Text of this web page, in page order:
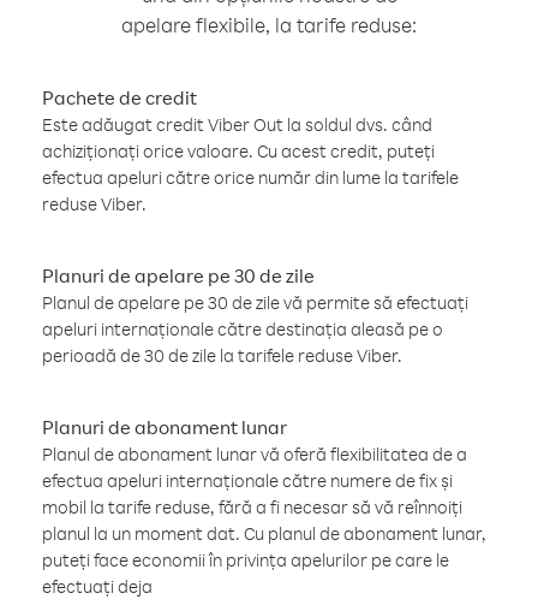
apelare flexibile, la tarife reduse:
Pachete de credit
Este adăugat credit Viber Out la soldul dvs. când
achiziționați orice valoare. Cu acest credit, puteți
efectua apeluri către orice număr din lume la tarifele
reduse Viber.
Planuri de apelare pe 30 de zile
Planul de apelare pe 30 de zile vă permite să efectuați
apeluri internaționale către destinația aleasă pe o
perioadă de 30 de zile la tarifele reduse Viber.
Planuri de abonament lunar
Planul de abonament lunar vă oferă flexibilitatea de a
efectua apeluri internaționale către numere de fix și
mobil la tarife reduse, fără a fi necesar să vă reînnoiți
planul la un moment dat. Cu planul de abonament lunar,
puteți face economii în privința apelurilor pe care le
efectuați deja